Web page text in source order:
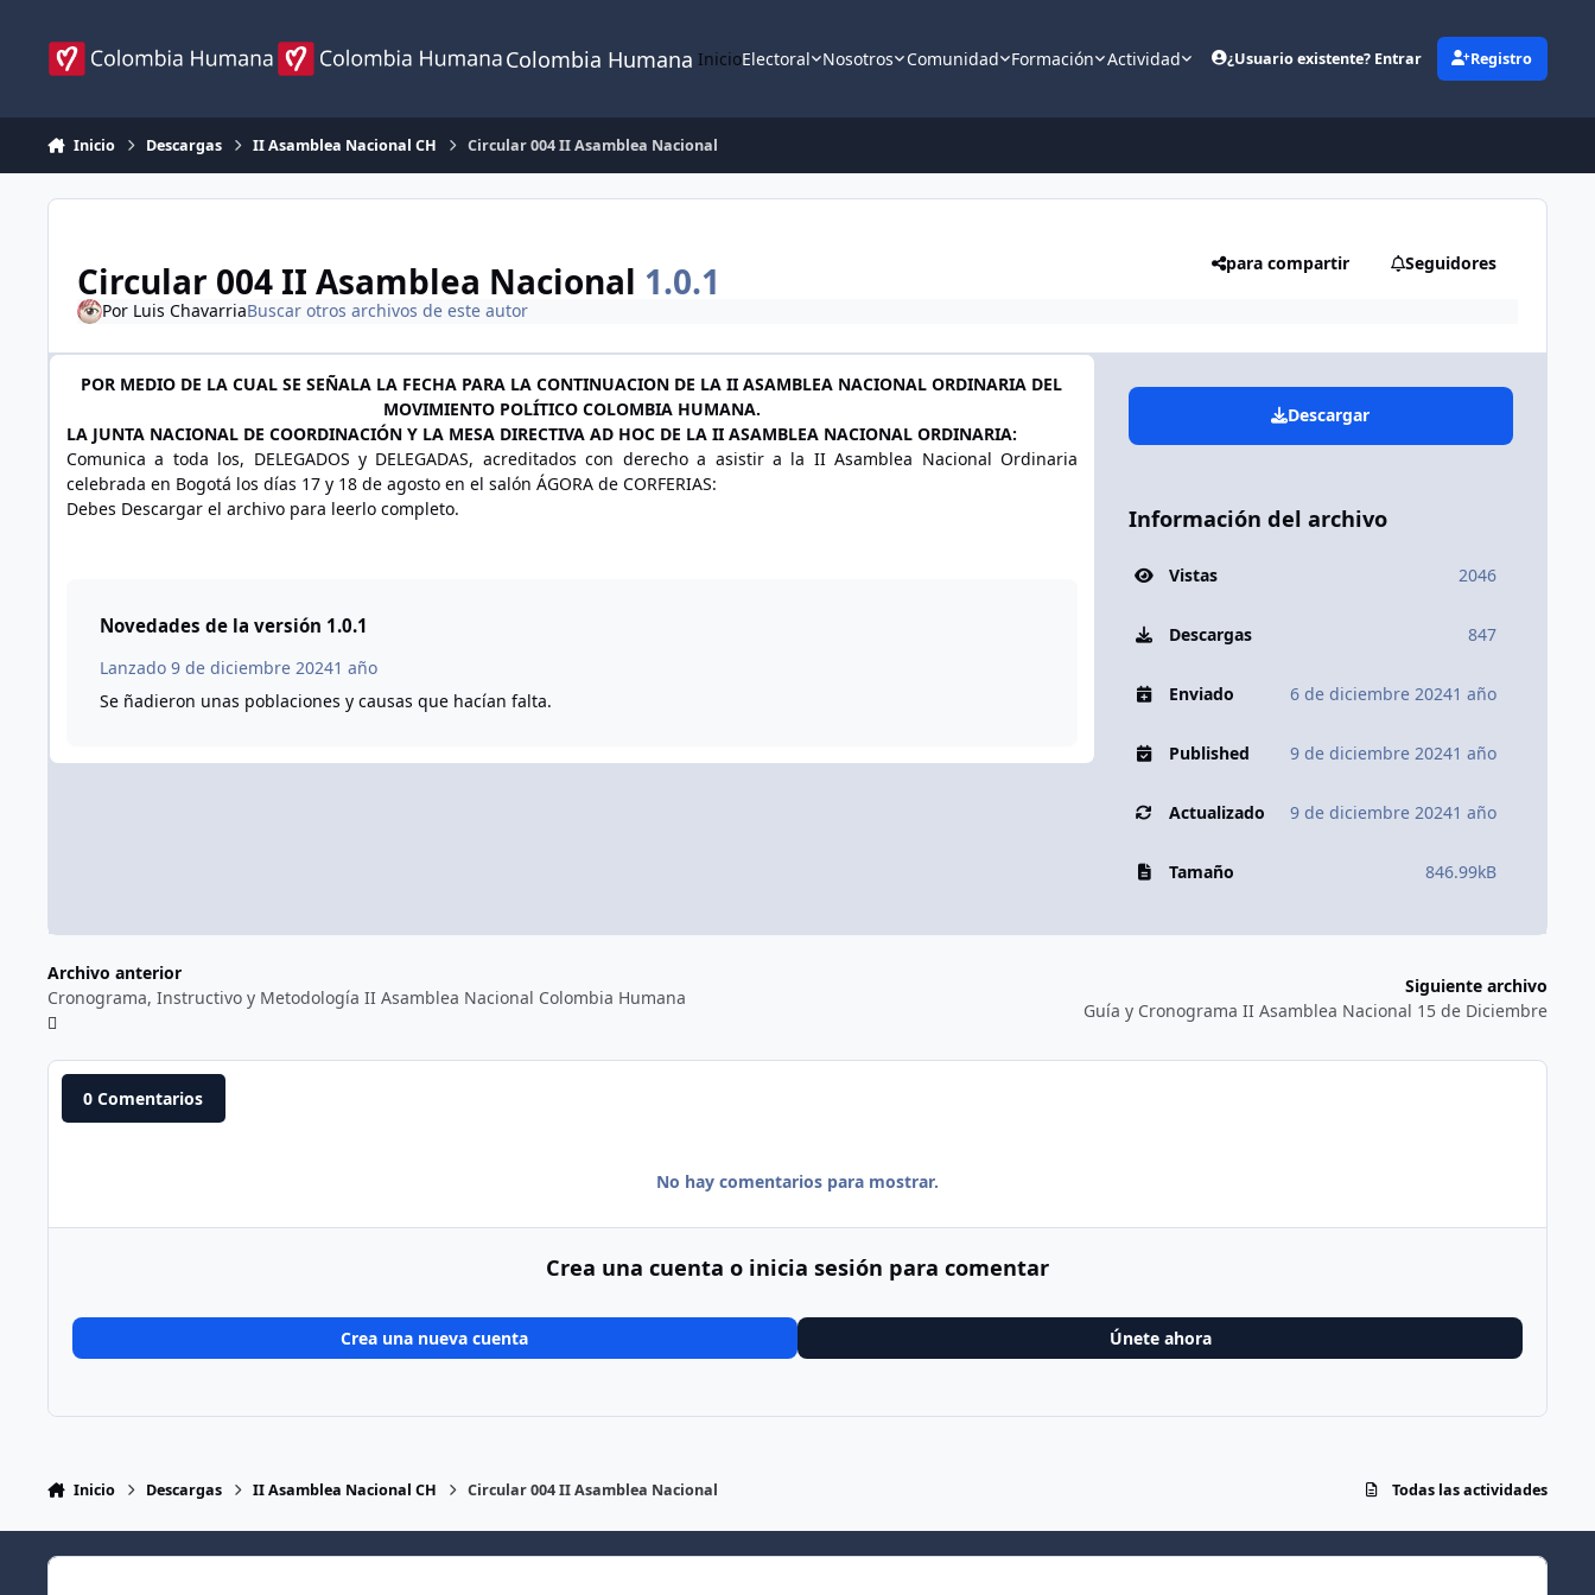
Colombia Humana InicioElectoral Nosotros Comunidad Formación Actividad ¿Usuario existente? Entrar Registro
(opens in new tab)
Inicio Descargas II Asamblea Nacional CH Circular 004 II Asamblea Nacional
Circular 004 II Asamblea Nacional 1.0.1 para compartir Seguidores
Por Luis ChavarriaBuscar otros archivos de este autor
POR MEDIO DE LA CUAL SE SEÑALA LA FECHA PARA LA CONTINUACION DE LA II ASAMBLEA NACIONAL ORDINARIA DEL
MOVIMIENTO POLÍTICO COLOMBIA HUMANA.
LA JUNTA NACIONAL DE COORDINACIÓN Y LA MESA DIRECTIVA AD HOC DE LA II ASAMBLEA NACIONAL ORDINARIA:
Comunica a toda los, DELEGADOS y DELEGADAS, acreditados con derecho a asistir a la II Asamblea Nacional Ordinaria
celebrada en Bogotá los días 17 y 18 de agosto en el salón ÁGORA de CORFERIAS:
Debes Descargar el archivo para leerlo completo.
Novedades de la versión 1.0.1
Lanzado 9 de diciembre 20241 año
Se ñadieron unas poblaciones y causas que hacían falta.
Descargar
Información del archivo
Vistas 2046
Descargas 847
Enviado 6 de diciembre 20241 año
Published 9 de diciembre 20241 año
Actualizado 9 de diciembre 20241 año
Tamaño 846.99kB
Archivo anterior
Cronograma, Instructivo y Metodología II Asamblea Nacional Colombia Humana
Siguiente archivo
Guía y Cronograma II Asamblea Nacional 15 de Diciembre
0 Comentarios
No hay comentarios para mostrar.
Crea una cuenta o inicia sesión para comentar
Crea una nueva cuenta Únete ahora
Inicio Descargas II Asamblea Nacional CH Circular 004 II Asamblea Nacional Todas las actividades